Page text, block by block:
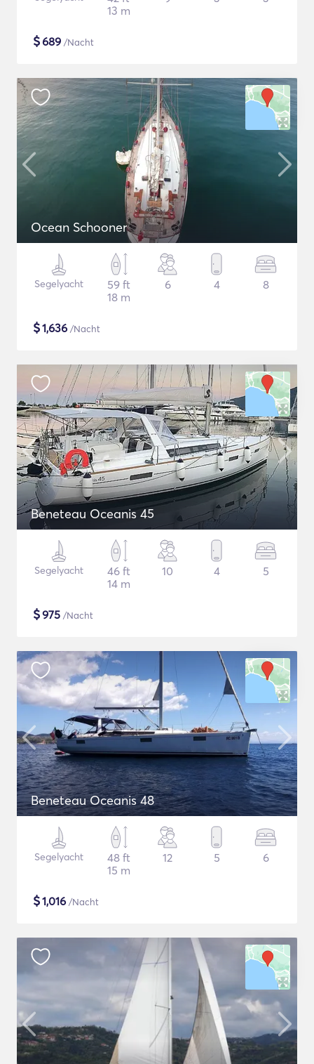
13 m
$689 /Nacht
Ocean Schooner
Segelyacht
59 ft
18 m
6 4 8
$1,636 /Nacht
Beneteau Oceanis 45
Segelyacht
46 ft
14 m
10 4 5
$975 /Nacht
Beneteau Oceanis 48
Segelyacht
48 ft
15 m
12 5 6
$1,016 /Nacht